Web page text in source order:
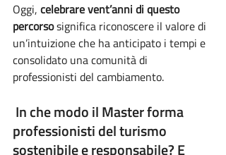
Oggi, celebrare vent’anni di questo
percorso significa riconoscere il valore di
un’intuizione che ha anticipato i tempi e
consolidato una comunità di
professionisti del cambiamento.
In che modo il Master forma
professionisti del turismo
sostenibile e responsabile? E